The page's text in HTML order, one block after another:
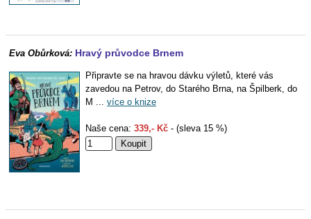
Eva Obůrková: Hravý průvodce Brnem
Připravte se na hravou dávku výletů, které vás
zavedou na Petrov, do Starého Brna, na Špilberk, do
M ... více o knize
Naše cena: 339,- Kč - (sleva 15 %)